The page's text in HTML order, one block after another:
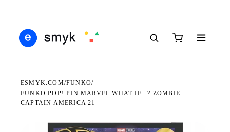
ESMYK.COM/FUNKO/
FUNKO POP! PIN MARVEL WHAT IF...? ZOMBIE
CAPTAIN AMERICA 21